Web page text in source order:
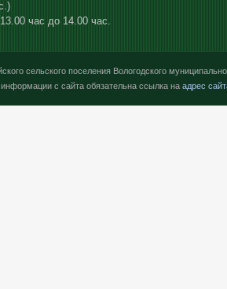
час до 14.00 час.
сельского поселения Вологодского
с сайта обязательна ссылка на адрес